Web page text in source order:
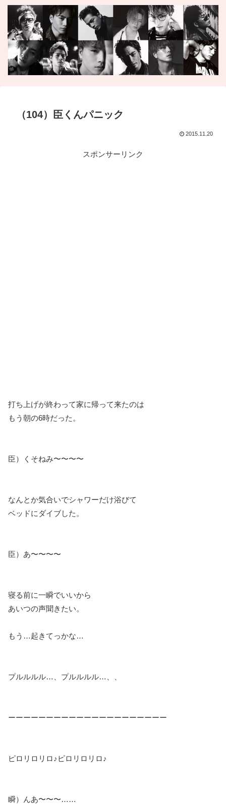
（104）臣くんパニック
2015.11.20
スポンサーリンク
打ち上げが終わって家に帰って来たのは
もう朝の6時だった。
臣）くそねみ〜〜〜〜
なんとか気合いでシャワーだけ浴びて
ベッドにダイブした。
臣）あ〜〜〜〜
寝る前に一瞬でいいから
あいつの声聞きたい。
もう…起きてっかな…
プルルルル…、プルルルル…、、
ーーーーーーーーーーーーーーーーーーーーー
ピロリロリロ♪ピロリロリロ♪
瞬）んあ〜〜〜……